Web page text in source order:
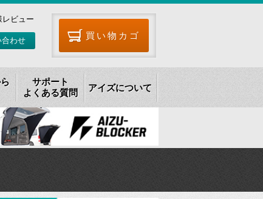
レビュー
合わせ 買い物カゴ
サポート
よくある質問
アイズについて